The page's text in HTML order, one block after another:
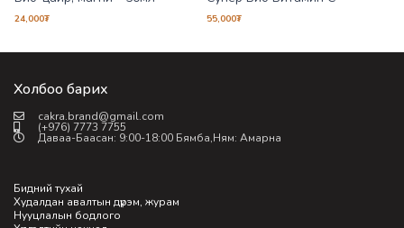
24,000₮ 55,000₮
Холбоо барих
cakra.brand@gmail.com
(+976) 7773 7755
Даваа-Баасан: 9:00-18:00 Бямба,Ням: Амарна
Бидний тухай
Худалдан авалтын дүрэм, журам
Нууцлалын бодлого